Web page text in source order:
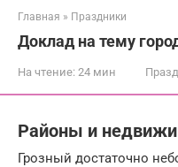
Главная » Праздники
Доклад на тему
На чтение: 24 мин
Районы и
Грозный достаточно